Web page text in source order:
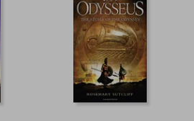
55%
dcto.